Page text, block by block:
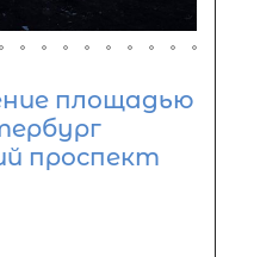
площадью
проспект